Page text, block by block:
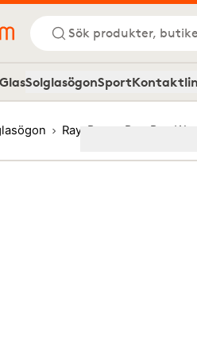
Sök produkter,
GlasSolglasögonSport
Ray-Ban Ray-Ban